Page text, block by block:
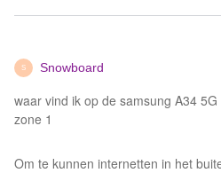
S Snowboard
waar vind ik op de samsung A34
zone 1
Om te kunnen internetten in het